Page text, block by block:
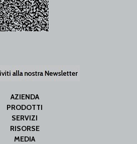
AZIENDA
PRODOTTI
SERVIZI
RISORSE
MEDIA